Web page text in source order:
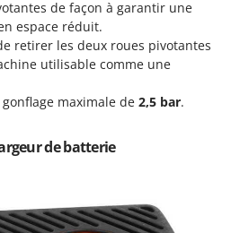
de façon à garantir une
espace réduit.
retirer les deux roues pivotantes
utilisable comme une
maximale de 2,5 bar.
de batterie